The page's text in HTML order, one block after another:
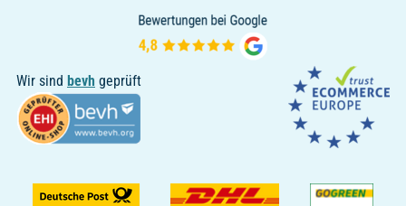
Wir sind bevh geprüft